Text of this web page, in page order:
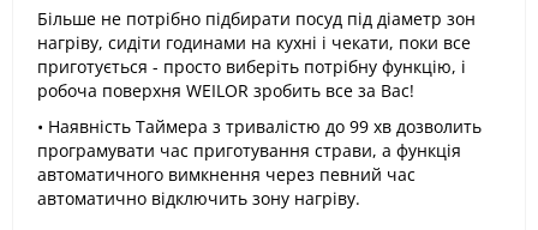
Більше не потрібно підбирати посуд під діаметр зон
нагріву, сидіти годинами на кухні і чекати, поки все
приготується - просто виберіть потрібну функцію, і
робоча поверхня WEILOR зробить все за Вас!
• Наявність Таймера з тривалістю до 99 хв дозволить
програмувати час приготування страви, а функція
автоматичного вимкнення через певний час
автоматично відключить зону нагріву.